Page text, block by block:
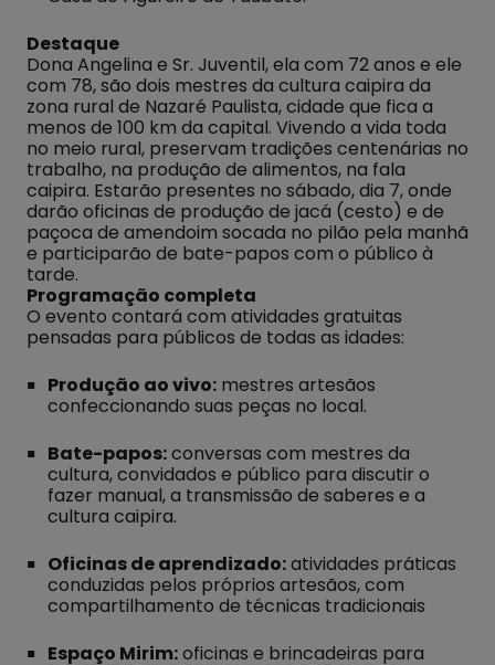
Destaque
Dona Angelina e Sr. Juventil, ela com 72 anos e ele
com 78, são dois mestres da cultura caipira da
zona rural de Nazaré Paulista, cidade que fica a
menos de 100 km da capital. Vivendo a vida toda
no meio rural, preservam tradições centenárias no
trabalho, na produção de alimentos, na fala
caipira. Estarão presentes no sábado, dia 7, onde
darão oficinas de produção de jacá (cesto) e de
paçoca de amendoim socada no pilão pela manhã
e participarão de bate-papos com o público à
tarde.
Programação completa
O evento contará com atividades gratuitas
pensadas para públicos de todas as idades:
Produção ao vivo: mestres artesãos
confeccionando suas peças no local.
Bate-papos:conversas com mestres da
cultura, convidados e público para discutir o
fazer manual, a transmissão de saberes e a
cultura caipira.
Oficinas de aprendizado:atividades práticas
conduzidas pelos próprios artesãos, com
compartilhamento de técnicas tradicionais
Espaço Mirim:oficinas e brincadeiras para